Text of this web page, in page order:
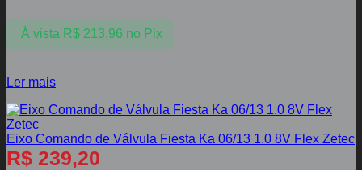
À vista R$213,96 no Pix
Ler mais
Eixo Comando de Válvula Fiesta Ka 06/13 1.0 8V Flex Zetec
R$ 239,20